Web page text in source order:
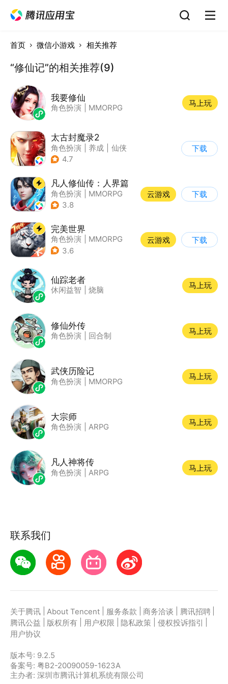
首页 微信小游戏 相关推荐
“修仙记”的相关推荐(9)
我要修仙
角色扮演 MMORPG
马上玩
太古封魔录2
角色扮演 养成
仙侠
| 自由交易
4.7
下载
凡人修仙传：人界篇
角色扮演
MMORPG
| 仙侠
3.8
云游戏 下载
完美世界
角色扮演
MMORPG
| 奇幻
3.6
云游戏 下载
仙踪老者
休闲益智 烧脑
马上玩
修仙外传
角色扮演 回合制
马上玩
武侠历险记
角色扮演 MMORPG
马上玩
大宗师
角色扮演 ARPG
马上玩
凡人神将传
角色扮演 ARPG
马上玩
联系我们
关于腾讯 About Tencent 服务条款 商务洽谈 腾讯招聘
腾讯公益
版权所有 用户权限 隐私政策 侵权投诉指引
用户协议
版本号: 9.2.5
备案号: 粤B2-20090059-1623A
主办者: 深圳市腾讯计算机系统有限公司